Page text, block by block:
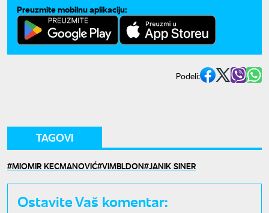
Preuzmite mobilnu aplikaciju:
Podeli:
TAGOVI
MIOMIR KECMANOVIĆ VIMBLDON JANIK SINER
Ostavite Vaš komentar: